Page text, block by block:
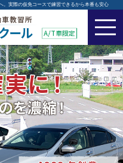
。実際の仮免コースで練習できるから本番も安心